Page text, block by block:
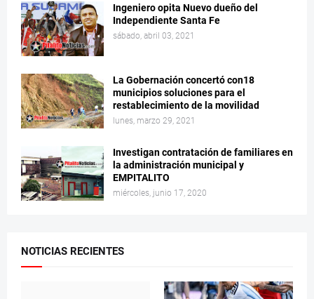
Ingeniero opita Nuevo dueño del
Independiente Santa Fe
sábado, abril 03, 2021
La Gobernación concertó con18
municipios soluciones para el
restablecimiento de la movilidad
lunes, marzo 29, 2021
Investigan contratación de familiares en
la administración municipal y
EMPITALITO
miércoles, junio 17, 2020
NOTICIAS RECIENTES